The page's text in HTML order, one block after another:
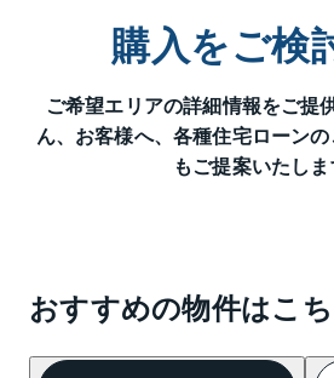
購入をご検
ご希望エリアの詳細情報をご提
ん、 お客様へ、各種住宅ローン
もご提案いたしま
おすすめの物件はこ